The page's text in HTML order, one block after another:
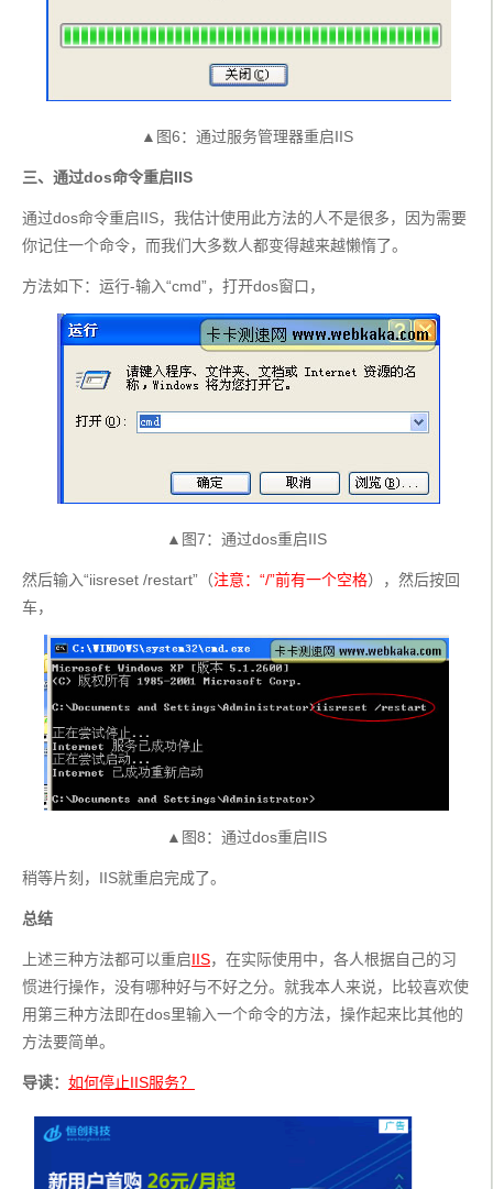
▲图6：通过服务管理器重启IIS
三、通过dos命令重启IIS
通过dos命令重启IIS，我估计使用此方法的人不是很多，因为需要
你记住一个命令，而我们大多数人都变得越来越懒惰了。
方法如下：运行-输入“cmd”，打开dos窗口，
▲图7：通过dos重启IIS
然后输入“iisreset /restart”（注意：“/”前有一个空格），然后按回
车，
▲图8：通过dos重启IIS
稍等片刻，IIS就重启完成了。
总结
上述三种方法都可以重启IIS，在实际使用中，各人根据自己的习
惯进行操作，没有哪种好与不好之分。就我本人来说，比较喜欢使
用第三种方法即在dos里输入一个命令的方法，操作起来比其他的
方法要简单。
导读： 如何停止IIS服务？